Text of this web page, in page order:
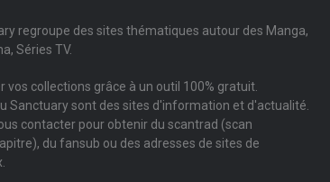
regroupe des sites thématiques autour des Manga,
Séries TV.
vos collections grâce à un outil 100% gratuit.
Sanctuary sont des sites d'information et d'actualité.
contacter pour obtenir du scantrad (scan
du fansub ou des adresses de sites de